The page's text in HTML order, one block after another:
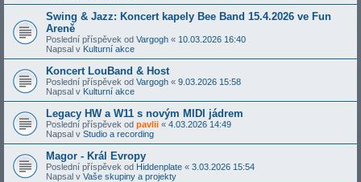
Swing & Jazz: Koncert kapely Bee Band 15.4.2026 ve Fun
Areně
Poslední příspěvek od Vargogh « 10.03.2026 16:40
Napsal v Kulturní akce
Koncert LouBand & Host
Poslední příspěvek od Vargogh « 9.03.2026 15:58
Napsal v Kulturní akce
Legacy HW a W11 s novým MIDI jádrem
Poslední příspěvek od pavlii « 4.03.2026 14:49
Napsal v Studio a recording
Magor - Král Evropy
Poslední příspěvek od Hiddenplate « 3.03.2026 15:54
Napsal v Vaše skupiny a projekty